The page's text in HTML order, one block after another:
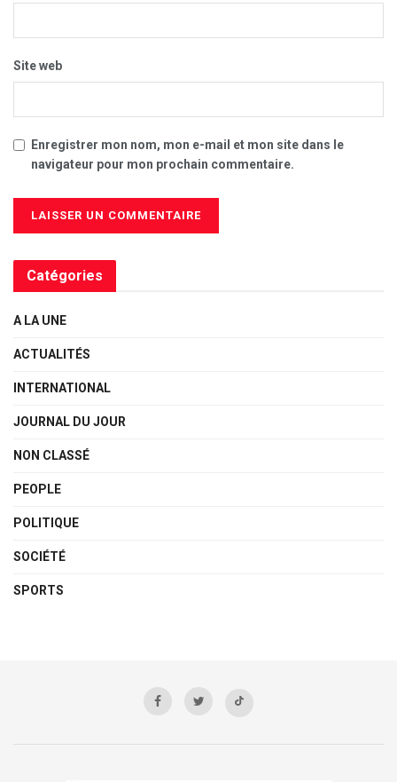
Site web
Enregistrer mon nom, mon e-mail et mon site dans le
navigateur pour mon prochain commentaire.
Catégories
A LA UNE
ACTUALITÉS
INTERNATIONAL
JOURNAL DU JOUR
NON CLASSÉ
PEOPLE
POLITIQUE
SOCIÉTÉ
SPORTS